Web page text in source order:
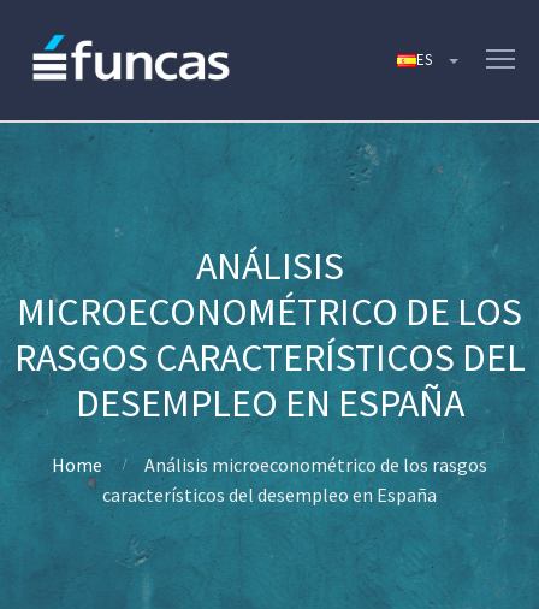
ANÁLISIS
MICROECONOMÉTRICO DE LOS
RASGOS CARACTERÍSTICOS DEL
DESEMPLEO EN ESPAÑA
Home
Análisis microeconométrico de los rasgos
característicos del desempleo en España